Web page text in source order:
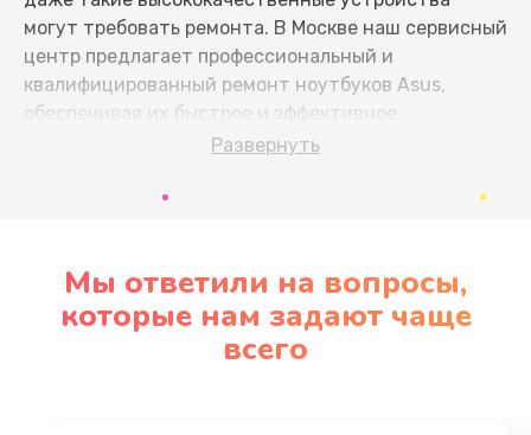
могут требовать ремонта. В Москве наш сервисный
центр предлагает профессиональный и
квалифицированный ремонт ноутбуков Asus,
обеспечивая их быстрое и эффективное
Частые причины поломок и как
Основные проблемы, с которыми сталкиваются
владельцы ноутбуков Asus:
Развернуть
Мы ответили на вопросы,
которые нам задают чаще
всего